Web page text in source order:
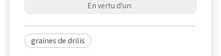
En vertu d'un:
graines de drilis